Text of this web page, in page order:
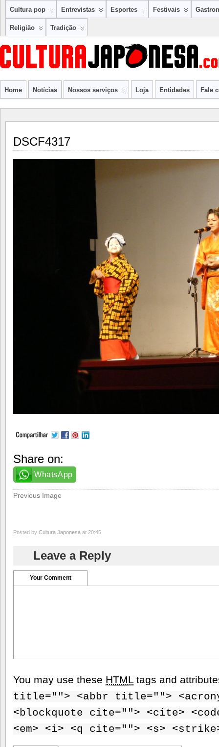
Cultura pop Entrevistas Esportes Festivais
Religião Tradição
Home Notícias Nossos serviços Loja Entidades Fale
DSCF4317
Share on:
WhatsApp
Previous Image
Posted by Cultura Japonesa at 20:45
Leave a Reply
Your Comment
You may use these HTML tags and
title=""> <abbr title="">
<blockquote cite=""> <cite>
<em> <i> <q cite=""> <s>